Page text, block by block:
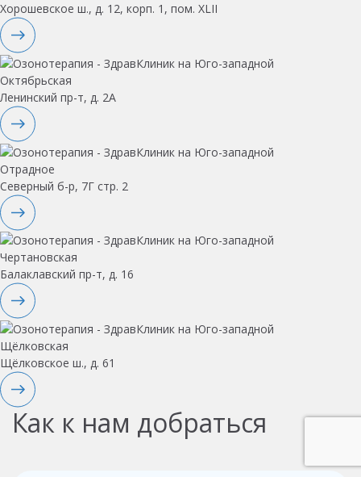
Хорошевское ш., д. 12, корп. 1, пом. XLII
Октябрьская
Ленинский пр-т, д. 2А
Отрадное
Северный б-р, 7Г стр. 2
Чертановская
Балаклавский пр-т, д. 16
Щёлковская
Щёлковское ш., д. 61
Как к нам добраться